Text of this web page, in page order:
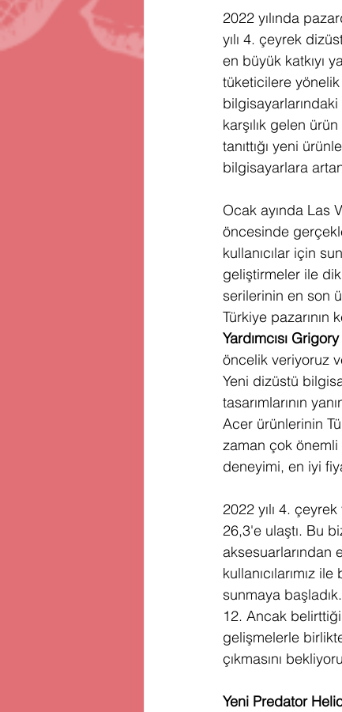
2022 yılında
yılı 4. çeyrek
en büyük katkıyı
tüketicilere
karşılık gelen
tanıttığı yeni
bilgisayarlara
Ocak ayında Las
öncesinde
kullanıcılar için
geliştirmeler ile
serilerinin en son
Türkiye pazarının
Yardımcısı
öncelik veriyoruz
Yeni dizüstü
tasarımlarının
Acer ürünlerinin
zaman çok önemli
deneyimi, en iyi
2022 yılı 4.
26,3'e ulaştı. Bu
aksesuarlarından
kullanıcılarımız
sunmaya
12. Ancak
gelişmelerle
çıkmasını
Yeni Predator